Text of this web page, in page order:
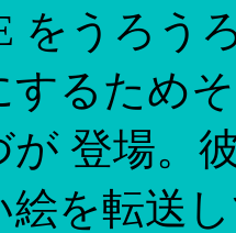
をうろう
するため
が 登場。
絵を転送